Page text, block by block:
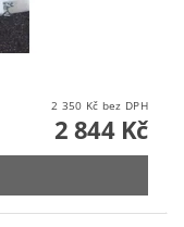
2 350 Kč bez DPH
2 844 Kč